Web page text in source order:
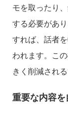
モを取ったり
する必要があ
すれば、話者
われます。こ
きく削減される
重要な内容